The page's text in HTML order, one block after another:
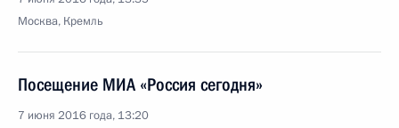
Москва, Кремль
Посещение МИА «Россия сегодня»
7 июня 2016 года, 13:20